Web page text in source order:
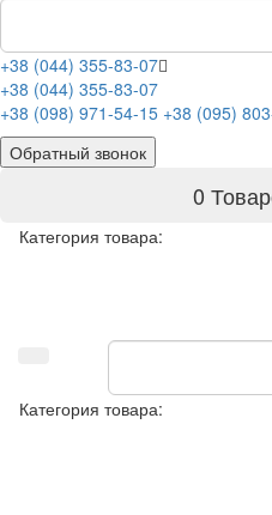
+38 (044) 355-83-07
+38 (044) 355-83-07
+38 (098) 971-54-15 +38 (095)
Обратный звонок
0
Категория товара:
Категория товара: